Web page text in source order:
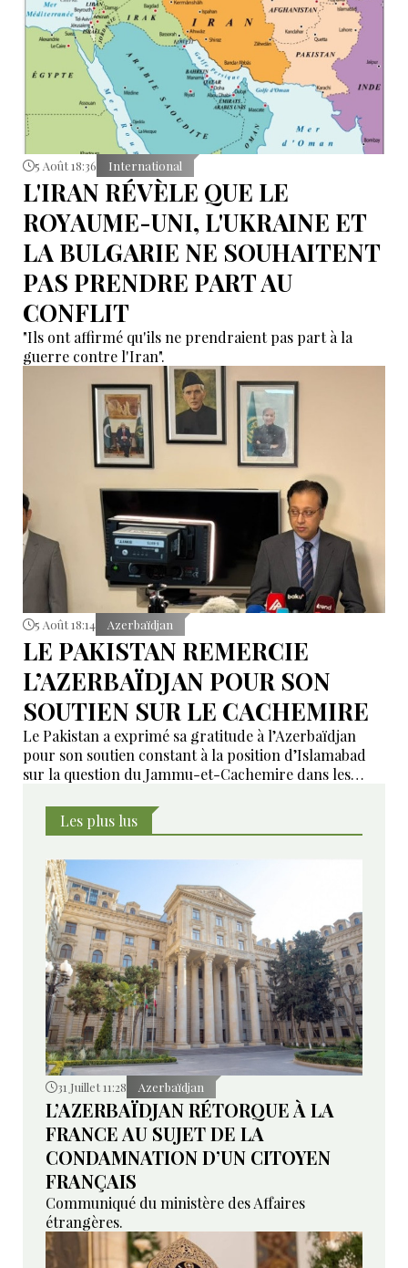
5 Août 18:36 International
L'IRAN RÉVÈLE QUE LE
ROYAUME-UNI, L'UKRAINE ET
LA BULGARIE NE SOUHAITENT
PAS PRENDRE PART AU
CONFLIT
"Ils ont affirmé qu'ils ne prendraient pas part à la
guerre contre l'Iran".
5 Août 18:14 Azerbaïdjan
LE PAKISTAN REMERCIE
L’AZERBAÏDJAN POUR SON
SOUTIEN SUR LE CACHEMIRE
Le Pakistan a exprimé sa gratitude à l’Azerbaïdjan
pour son soutien constant à la position d’Islamabad
sur la question du Jammu-et-Cachemire dans les
Les plus lus
31 Juillet 11:28 Azerbaïdjan
L’AZERBAÏDJAN RÉTORQUE À LA
FRANCE AU SUJET DE LA
CONDAMNATION D’UN CITOYEN
FRANÇAIS
Communiqué du ministère des Affaires
étrangères.